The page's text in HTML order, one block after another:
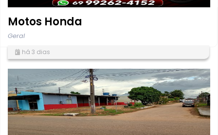
Motos Honda
Geral
há 3 dias